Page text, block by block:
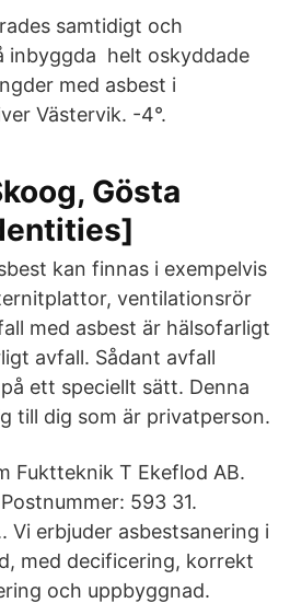
samtidigt och
inbyggda helt oskyddade
med asbest i
Västervik. -4°.
Gösta
kan finnas i exempelvis
ventilationsrör
med asbest är hälsofarligt
avfall. Sådant avfall
ett speciellt sätt. Denna
till dig som är privatperson.
Fuktteknik T Ekeflod AB.
593 31.
Vi erbjuder asbestsanering i
med decificering, korrekt
och uppbyggnad.